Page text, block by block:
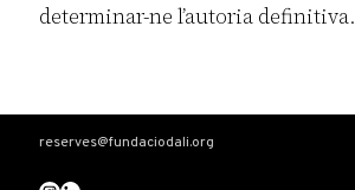
determinar-ne l’autoria definitiva.
reserves@fundaciodali.org